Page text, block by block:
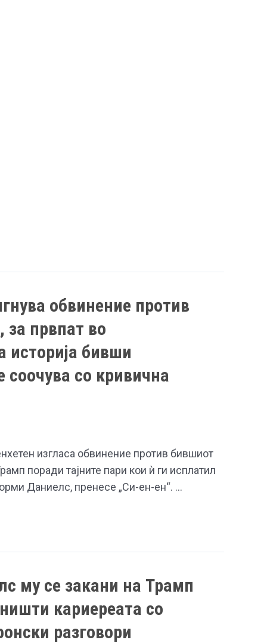
обвинение против
првпат во
историја бивши
соочува со кривична
изгласа обвинение против бившиот
поради тајните пари кои ѝ ги исплатил
Даниелс, пренесе „Си-ен-ен“. …
му се закани на Трамп
кариереата со
разговори